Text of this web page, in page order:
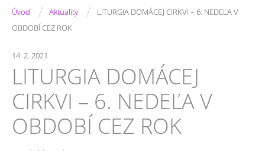
Úvod / Aktuality /
LITURGIA DOMÁCEJ CIRKVI – 6. NEDEĽA V
OBDOBÍ CEZ ROK
14. 2. 2021
LITURGIA DOMÁCEJ
CIRKVI – 6. NEDEĽA V
OBDOBÍ CEZ ROK